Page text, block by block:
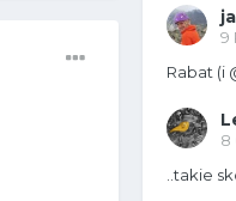
9
Rabat (i
8
..takie